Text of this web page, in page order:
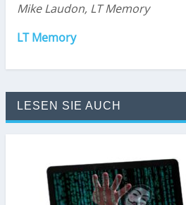
Mike Laudon, LT Memory
LT Memory
LESEN SIE AUCH